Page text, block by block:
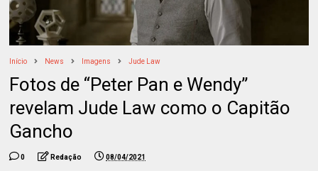
Início News Imagens Jude Law
Fotos de “Peter Pan e Wendy”
revelam Jude Law como o Capitão
Gancho
0 Redação 08/04/2021